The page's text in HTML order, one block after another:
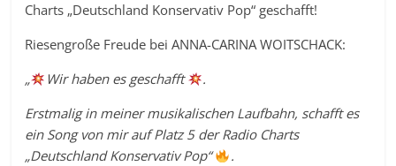
Charts „Deutschland Konservativ Pop“ geschafft!
Riesengroße Freude bei ANNA-CARINA WOITSCHACK:
„
Wir haben es geschafft
.
Erstmalig in meiner musikalischen Laufbahn, schafft es
ein Song von mir auf Platz 5 der Radio Charts
„Deutschland Konservativ Pop“
.